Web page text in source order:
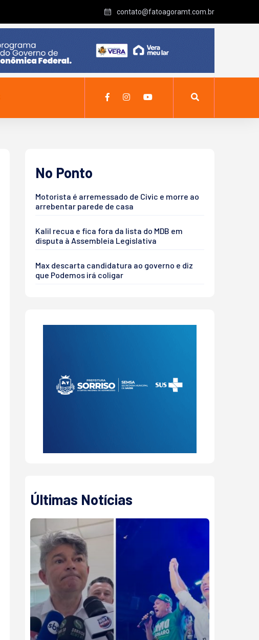
contato@fatoagoramt.com.br
No Ponto
Motorista é arremessado de Civic e morre ao
arrebentar parede de casa
Kalil recua e fica fora da lista do MDB em
disputa à Assembleia Legislativa
Max descarta candidatura ao governo e diz
que Podemos irá coligar
Últimas Notícias